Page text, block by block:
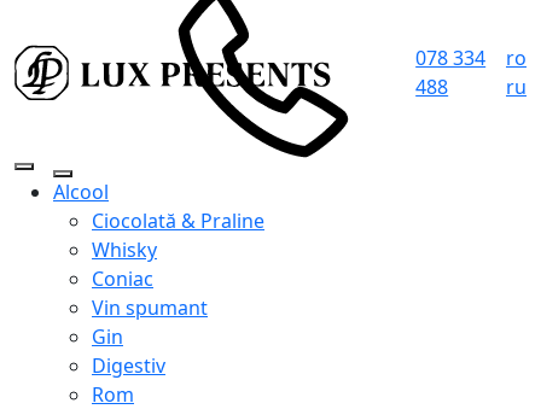
078 334
488
ro
ru
Alcool
Ciocolată & Praline
Whisky
Coniac
Vin spumant
Gin
Digestiv
Rom